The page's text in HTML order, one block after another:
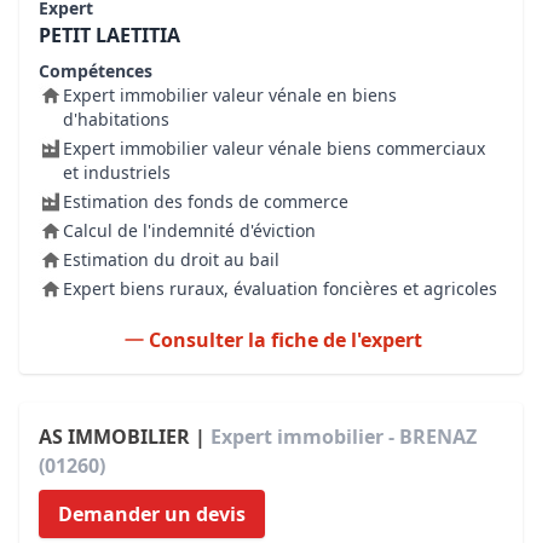
Expert
PETIT LAETITIA
Compétences
Expert immobilier valeur vénale en biens
d'habitations
Expert immobilier valeur vénale biens commerciaux
et industriels
Estimation des fonds de commerce
Calcul de l'indemnité d'éviction
Estimation du droit au bail
Expert biens ruraux, évaluation foncières et agricoles
Consulter la fiche de l'expert
AS IMMOBILIER | Expert immobilier - BRENAZ
(01260)
Demander un devis